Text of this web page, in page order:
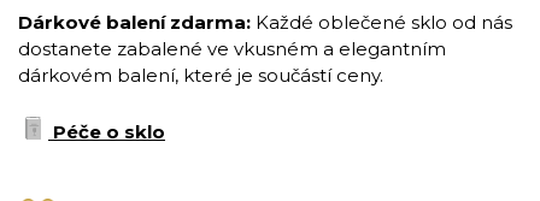
Dárkové balení zdarma: Každé oblečené sklo od nás
dostanete zabalené ve vkusném a elegantním
dárkovém balení, které je součástí ceny.
Péče o sklo